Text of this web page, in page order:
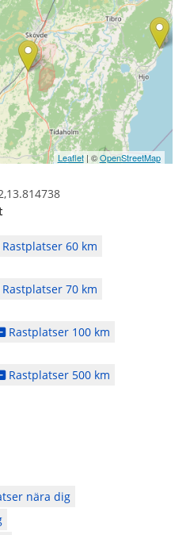
Leaflet| ©OpenStreetMap
Rastplatser 60 km
Rastplatser 70 km
Rastplatser 100 km
Rastplatser 500 km
nära dig